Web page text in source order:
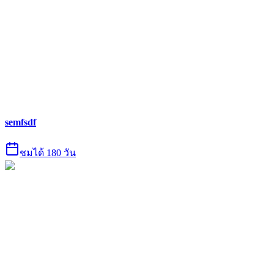
semfsdf
ชมได้ 180 วัน